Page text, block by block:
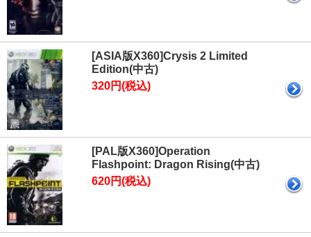
[ASIA版X360]Crysis 2 Limited
Edition(中古)
320円(税込)
[PAL版X360]Operation
Flashpoint: Dragon Rising(中古)
620円(税込)